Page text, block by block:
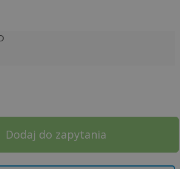
Dodaj do zapytania